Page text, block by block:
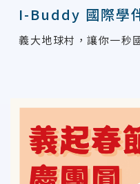
I-Buddy 國際學
義大地球村，讓你一秒